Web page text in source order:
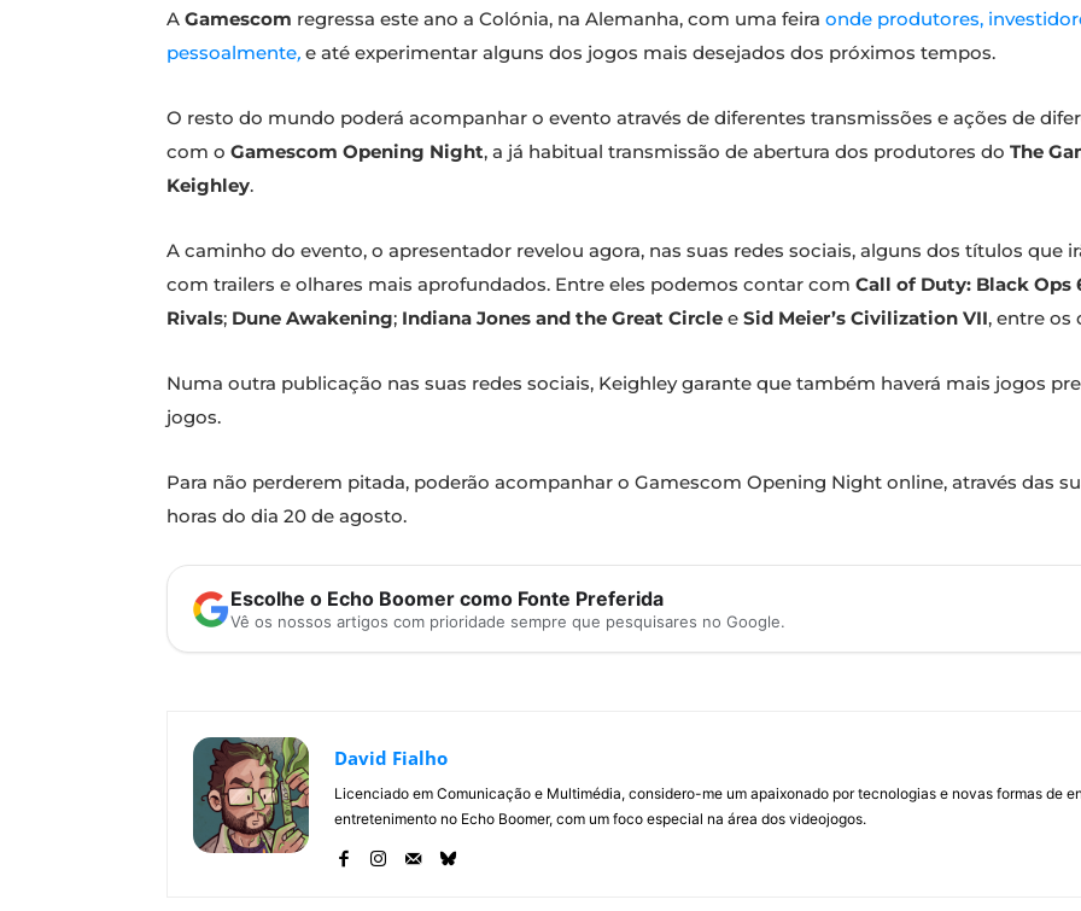
A Gamescom regressa este ano a Colónia, na Alemanha, com uma feira onde produtores,
pessoalmente, e até experimentar alguns dos jogos mais desejados dos próximos tempos.
O resto do mundo poderá acompanhar o evento através de diferentes transmissões e ações de
com o Gamescom Opening Night, a já habitual transmissão de abertura dos produtores do The
Keighley.
A caminho do evento, o apresentador revelou agora, nas suas redes sociais, alguns dos títulos que
com trailers e olhares mais aprofundados. Entre eles podemos contar com Call of Duty: Black Ops
Rivals; Dune Awakening; Indiana Jones and the Great Circle e Sid Meier’s Civilization VII, entre os
Numa outra publicação nas suas redes sociais, Keighley garante que também haverá mais jogos
jogos.
Para não perderem pitada, poderão acompanhar o Gamescom Opening Night online, através das
horas do dia 20 de agosto.
Escolhe o Echo Boomer como Fonte Preferida
Vê os nossos artigos com prioridade sempre que pesquisares no Google.
David Fialho
Licenciado em Comunicação e Multimédia, considero-me um apaixonado por tecnologias e novas formas de
entretenimento no Echo Boomer, com um foco especial na área dos videojogos.